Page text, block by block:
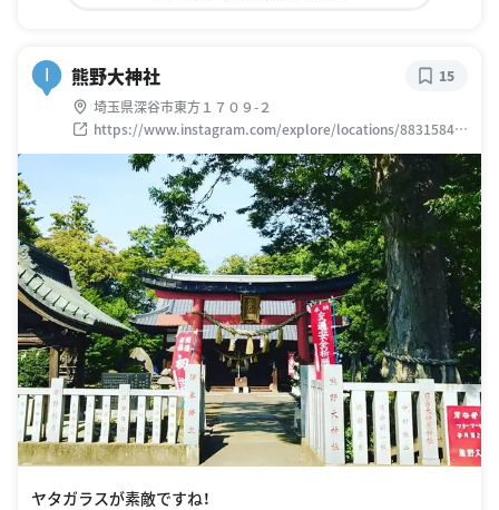
熊野大神社
埼玉県深谷市東方１７０９-２
https://www.instagram.com/explore/locations/88315842
8
15
ヤタガラスが素敵ですね！